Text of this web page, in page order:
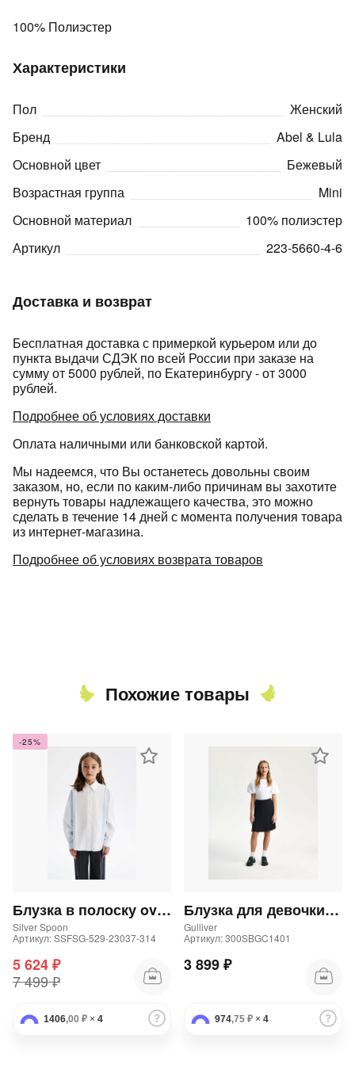
Доставка и возврат
Бесплатная доставка с примеркой курьером или до
пункта выдачи СДЭК по всей России при заказе на
сумму от 5000 рублей, по Екатеринбургу - от 3000
рублей.
Подробнее об условиях доставки
Оплата наличными или банковской картой.
Мы надеемся, что Вы останетесь довольны своим
заказом, но, если по каким-либо причинам вы захотите
вернуть товары надлежащего качества, это можно
сделать в течение 14 дней с момента получения товара
из интернет-магазина.
Подробнее об условиях возврата товаров
100% Полиэстер
Характеристики
Пол
Женский
Бренд
Abel & Lula
Основной цвет
Бежевый
Возрастная группа
Mini
Основной материал
100% полиэстер
Артикул
223-5660-4-6
Похожие товары
-25%
Блузка в полоску oversize
Silver Spoon
Артикул: SSFSG-529-23037-314
5 624 ₽
7 499 ₽
1406,00 ₽ × 4
Блузка для девочки с объемными рукавами белая
Gulliver
Артикул: 300SBGC1401
3 899 ₽
974,75 ₽ × 4
об оплате Плайтом
25
раз в 2
недели
раз в 2 недели
plait.ru